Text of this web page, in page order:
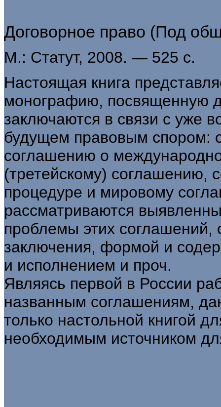
Договорное право (Под
М.: Статут, 2008. — 525 с.
Настоящая книга
монографию, посвященную
заключаются в связи с уже
будущем правовым спором:
соглашению о
(третейскому) соглашению,
процедуре и мировому
рассматриваются
проблемы этих соглашений,
заключения, формой и
и исполнением и проч.
Являясь первой в России
названным соглашениям,
только настольной книгой
необходимым источником